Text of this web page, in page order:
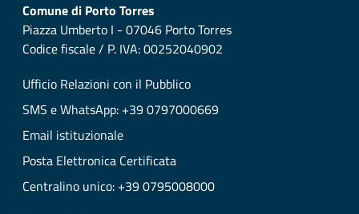
Comune di Porto Torres
Piazza Umberto I - 07046 Porto Torres
Codice fiscale / P. IVA: 00252040902
Ufficio Relazioni con il Pubblico
SMS e WhatsApp: +39 0797000669
Email istituzionale
Posta Elettronica Certificata
Centralino unico: +39 0795008000